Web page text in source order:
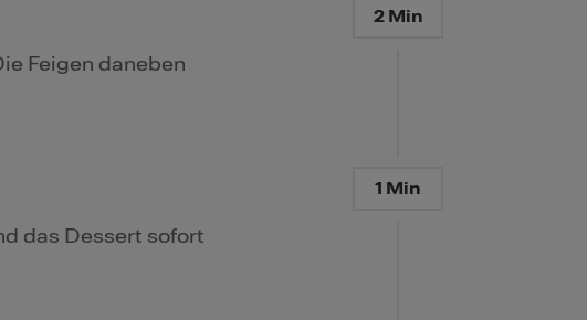
2 Min
Feigen daneben
1 Min
das Dessert sofort